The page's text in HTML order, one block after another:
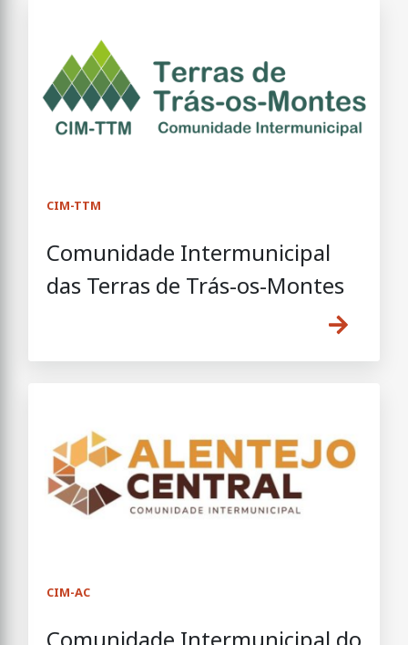
CIM-TTM
Comunidade Intermunicipal
das Terras de Trás-os-Montes
CIM-AC